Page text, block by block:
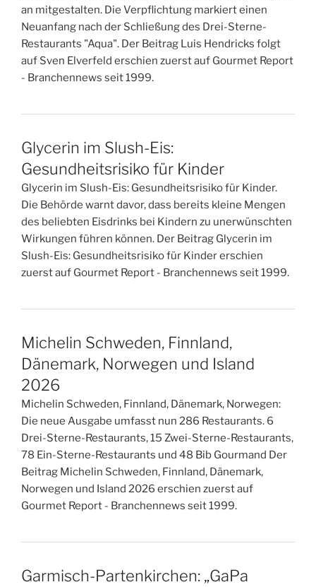
an mitgestalten. Die Verpflichtung markiert einen
Neuanfang nach der Schließung des Drei-Sterne-
Restaurants "Aqua". Der Beitrag Luis Hendricks folgt
auf Sven Elverfeld erschien zuerst auf Gourmet Report
- Branchennews seit 1999.
Glycerin im Slush-Eis:
Gesundheitsrisiko für Kinder
Glycerin im Slush-Eis: Gesundheitsrisiko für Kinder.
Die Behörde warnt davor, dass bereits kleine Mengen
des beliebten Eisdrinks bei Kindern zu unerwünschten
Wirkungen führen können. Der Beitrag Glycerin im
Slush-Eis: Gesundheitsrisiko für Kinder erschien
zuerst auf Gourmet Report - Branchennews seit 1999.
Michelin Schweden, Finnland,
Dänemark, Norwegen und Island
2026
Michelin Schweden, Finnland, Dänemark, Norwegen:
Die neue Ausgabe umfasst nun 286 Restaurants. 6
Drei-Sterne-Restaurants, 15 Zwei-Sterne-Restaurants,
78 Ein-Sterne-Restaurants und 48 Bib Gourmand Der
Beitrag Michelin Schweden, Finnland, Dänemark,
Norwegen und Island 2026 erschien zuerst auf
Gourmet Report - Branchennews seit 1999.
Garmisch-Partenkirchen: „GaPa